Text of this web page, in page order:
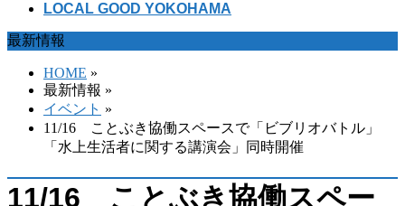
LOCAL GOOD YOKOHAMA
最新情報
HOME »
最新情報 »
イベント »
11/16 ことぶき協働スペースで「ビブリオバトル」
「水上生活者に関する講演会」同時開催
11/16 ことぶき協働スペー